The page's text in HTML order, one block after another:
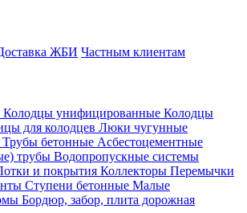
ЖБИ Частным клиентам
Колодцы унифицированные Колодцы
для колодцев Люки чугунные
Трубы бетонные Асбестоцементные
трубы Водопропускные системы
и покрытия Коллекторы Перемычки
Ступени бетонные Малые
Бордюр, забор, плита дорожная